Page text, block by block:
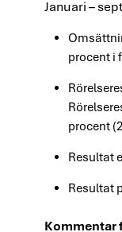
Januari –
procent i
procent
Resultat
Resultat
Kommentar